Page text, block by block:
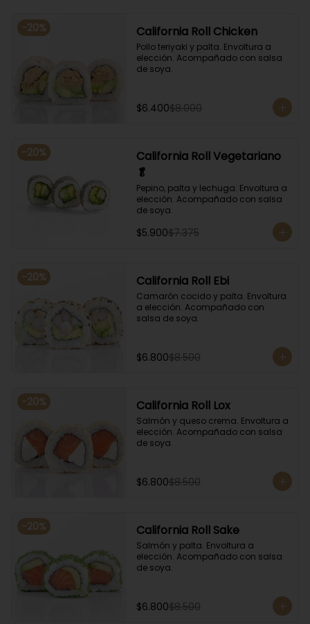
-20% California Roll Chicken
Pollo teriyaki y palta. Envoltura a
elección. Acompañado con salsa
de soya.
$6.400$8.000
-20%
California Roll Vegetariano
🥬
Pepino, palta y lechuga. Envoltura a
elección. Acompañado con salsa
de soya.
$5.900$7.375
-20% California Roll Ebi
Camarón cocido y palta. Envoltura
a elección. Acompañado con
salsa de soya.
$6.800$8.500
-20% California Roll Lox
Salmón y queso crema. Envoltura a
elección. Acompañado con salsa
de soya.
$6.800$8.500
-20% California Roll Sake
Salmón y palta. Envoltura a
elección. Acompañado con salsa
de soya.
$6.800$8.500